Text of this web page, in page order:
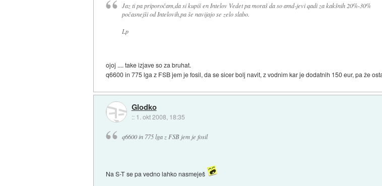
Jaz ti pa priporočam,da si kupiš en Intelov Vedet pa moraš da so amd-jevi qadi za kakšnih 20%-30%
počasnejši od Intelovih,pa še navijajo se zelo slabo.
Lp
ojoj .... take izjave so za bruhat.
q6600 in 775 lga z FSB jem je fosil, da se sicer bolj navit, z vodnim kar je dodatnih 150 eur, pa že
Glodko
:: 1. okt 2008, 18:35
q6600 in 775 lga z FSB jem je fosil
Na S-T se pa vedno lahko nasmeješ